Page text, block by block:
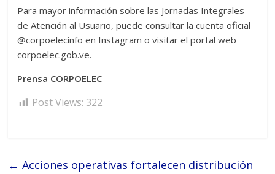
Para mayor información sobre las Jornadas Integrales
de Atención al Usuario, puede consultar la cuenta oficial
@corpoelecinfo en Instagram o visitar el portal web
corpoelec.gob.ve.
Prensa CORPOELEC
Post Views: 322
← Acciones operativas fortalecen distribución